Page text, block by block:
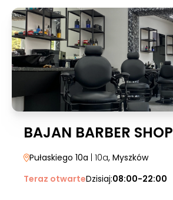
BAJAN BARBER SHOP
Pułaskiego 10a | 10a, Myszków
Teraz otwarteDzisiaj:08:00-22:00